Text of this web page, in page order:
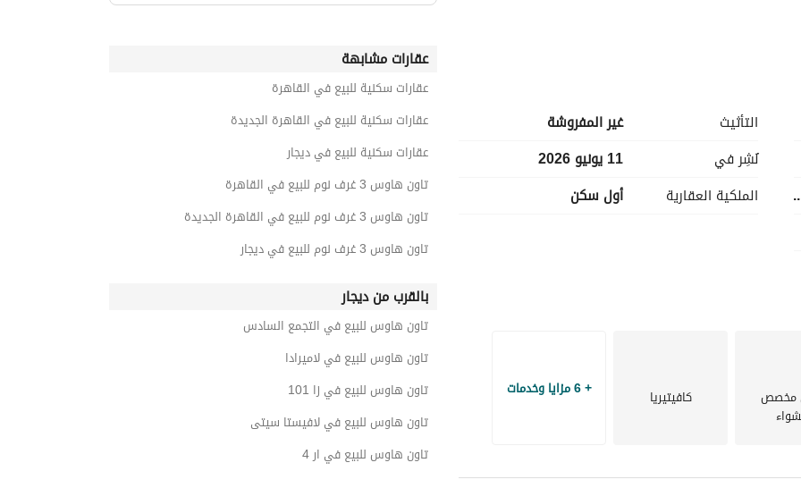
التأثيث
غير المفروشة
نُشِر في
11 يونيو 2026
الملكية العقارية
أول سكن
مخصص كافيتيريا + 6 مزايا وخدمات
عقارات مشابهة
عقارات سكنية للبيع في القاهرة
عقارات سكنية للبيع في القاهرة الجديدة
عقارات سكنية للبيع في ديجار
تاون هاوس 3 غرف نوم للبيع في القاهرة
تاون هاوس 3 غرف نوم للبيع في القاهرة الجديدة
تاون هاوس 3 غرف نوم للبيع في ديجار
بالقرب من ديجار
تاون هاوس للبيع في التجمع السادس
تاون هاوس للبيع في لاميرادا
تاون هاوس للبيع في زا 101
تاون هاوس للبيع في لافيستا سيتى
تاون هاوس للبيع في ار 4